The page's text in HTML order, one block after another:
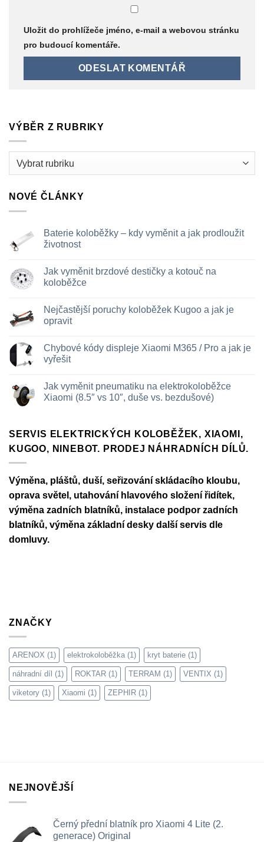
Uložit do prohlížeče jméno, e-mail a webovou stránku
pro budoucí komentáře.
VÝBĚR Z RUBRIKY
NOVÉ ČLÁNKY
Baterie koloběžky – kdy vyměnit a jak prodloužit
životnost
u
textu
s
koloběžky
kdy
jak
prodloužit
životnost
Jak vyměnit brzdové destičky a kotouč na
koloběžce
u
textu
s
vyměnit
brzdové
destičky
na
koloběžce
Nejčastější poruchy koloběžek Kugoo a jak je
opravit
u
textu
s
poruchy
koloběžek
Kugoo
opravit
Chybové kódy displeje Xiaomi M365 / Pro a jak je
vyřešit
u
textu
s
displeje
Xiaomi
M365
jak
je
vyřešit
Jak vyměnit pneumatiku na elektrokoloběžce
Xiaomi (8.5″ vs 10″, duše vs. bezdušové)
textu
s
názvem
Jak
na
elektrokoloběžce
Xiaomi
(8.5″
vs
duše
vs.
bezdušové)
SERVIS ELEKTRICKÝCH KOLOBĚŽEK, XIAOMI,
KUGOO, NINEBOT. PRODEJ NÁHRADNÍCH DÍLŮ.
Výměna, pláštů, duší, seřizování skládacího kloubu,
oprava světel, utahování hlavového složení řidítek,
výměna zadních blatníků, instalace podpor zadních
blatníků, výměna základní desky další servis dle
domluvy.
ZNAČKY
ARENOX (1) elektrokoloběžka(1) kryt baterie (1)
náhradní díl (1) ROKTAR (1) TERRAM (1) VENTIX (1)
viketory (1) Xiaomi (1) ZEPHIR (1)
NEJNOVĚJŠÍ
Černý přední blatník pro Xiaomi 4 Lite (2.
generace) Original